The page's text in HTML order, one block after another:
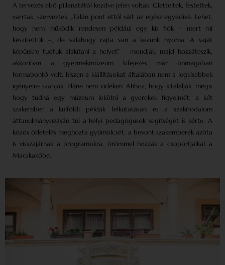
A tervezés első pillanatától kezdve jelen voltak. Gletteltek, festettek,
varrtak, szerveztek. „Talán pont ettől vált az egész egyedivé. Lehet,
hogy nem működik rendesen például egy kis fiók – mert mi
készítettük –, de valahogy rajta van a kezünk nyoma. A saját
képünkre tudtuk alakítani a helyet” – mondják, majd hozzáteszik,
akkoriban a gyermekmúzeum kifejezés már önmagában
formabontó volt, hiszen a kiállításokat általában nem a legkisebbek
igényeire szabják. Pláne nem vidéken. Ahhoz, hogy kitalálják, mégis
hogy tudná egy múzeum lekötni a gyerekek figyelmét, a két
szakember a külföldi példák felkutatásán és a szakirodalom
áttanulmányozásán túl a helyi pedagógusok segítségét is kérte. A
közös ötletelés meghozta gyümölcsét, a bevont szakemberek azóta
is visszajárnak a programokra, örömmel hozzák a csoportjaikat a
Macskakőbe.